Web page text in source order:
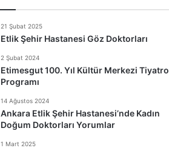
21 Şubat 2025
Etlik Şehir Hastanesi Göz Doktorları
2 Şubat 2024
Etimesgut 100. Yıl Kültür Merkezi Tiyatro
Programı
14 Ağustos 2024
Ankara Etlik Şehir Hastanesi’nde Kadın
Doğum Doktorları Yorumlar
1 Mart 2025